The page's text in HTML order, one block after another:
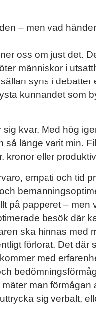
– men vad
oss om just det.
människor i
syns i debatter
kunnandet som
kvar. Med hög
länge varit min.
kronor eller
empati och tid
på papperet – men
besök där
ska hinnas med
förlorat. Det där
med
man förmågan
sig verbalt,